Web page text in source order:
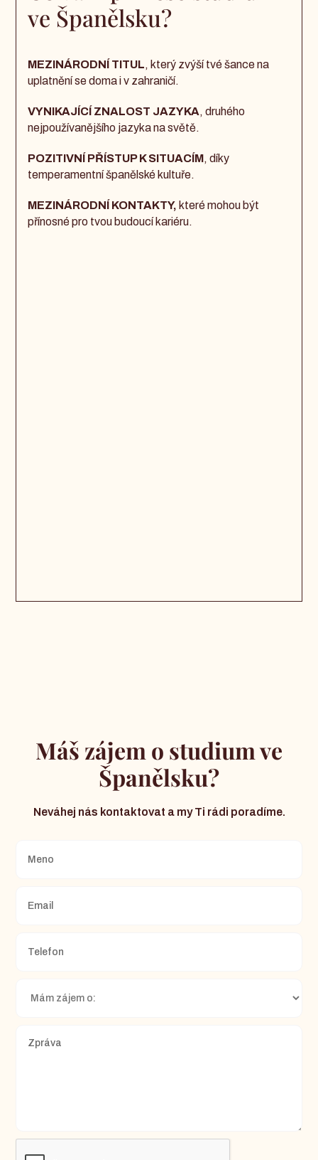
ve Španělsku?
MEZINÁRODNÍ TITUL, který zvýší tvé šance na
uplatnění se doma i v zahraničí.
VYNIKAJÍCÍ ZNALOST JAZYKA, druhého
nejpoužívanějšího jazyka na světě.
POZITIVNÍ PŘÍSTUP K SITUACÍM, díky
temperamentní španělské kultuře.
MEZINÁRODNÍ KONTAKTY, které mohou být
přínosné pro tvou budoucí kariéru.
Máš zájem o studium ve
Španělsku?
Neváhej nás kontaktovat a my Ti rádi poradíme.